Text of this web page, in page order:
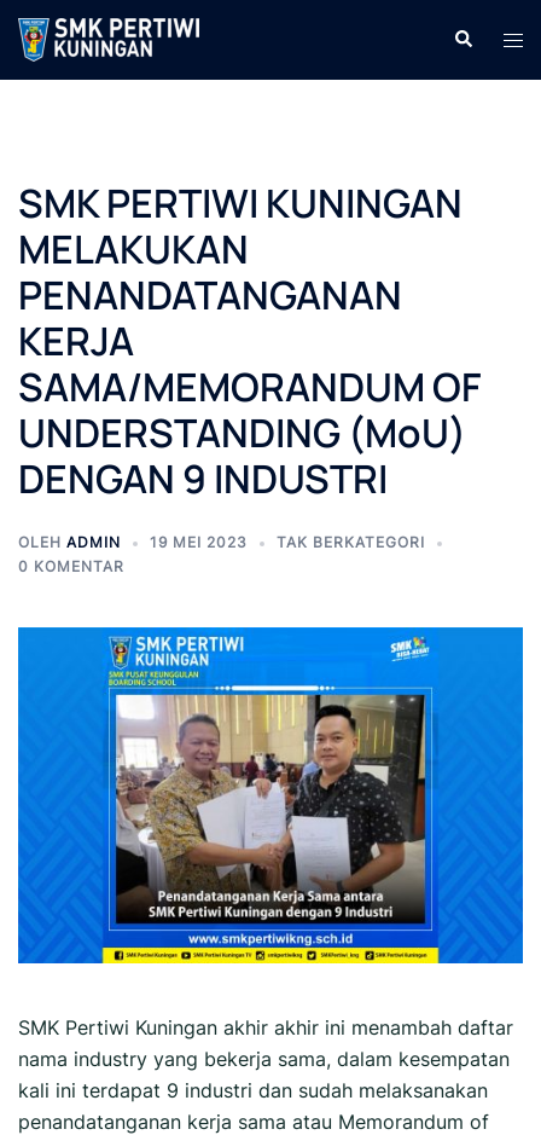
Langsung
isi
Cari
SMK PERTIWI KUNINGAN
MELAKUKAN
PENANDATANGANAN
KERJA
SAMA/MEMORANDUM OF
UNDERSTANDING (MoU)
DENGAN 9 INDUSTRI
OLEH ADMIN 19 MEI 2023
TAK BERKATEGORI
0 KOMENTAR
SMK Pertiwi Kuningan akhir akhir ini menambah daftar
nama industry yang bekerja sama, dalam kesempatan
kali ini terdapat 9 industri dan sudah melaksanakan
penandatanganan kerja sama atau Memorandum of